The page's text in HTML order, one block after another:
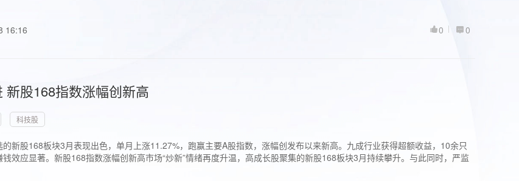
16:16 0
0
新股168指数涨幅创新高
科技股
新股168板块3月表现出色，单月上涨11.27%，跑赢主要A股指数，涨幅创发布以来新高。九成行业获得超额收益，10余只
效应显著。新股168指数涨幅创新高市场“炒新”情绪再度升温，高成长股聚集的新股168板块3月持续攀升。与此同时，严监